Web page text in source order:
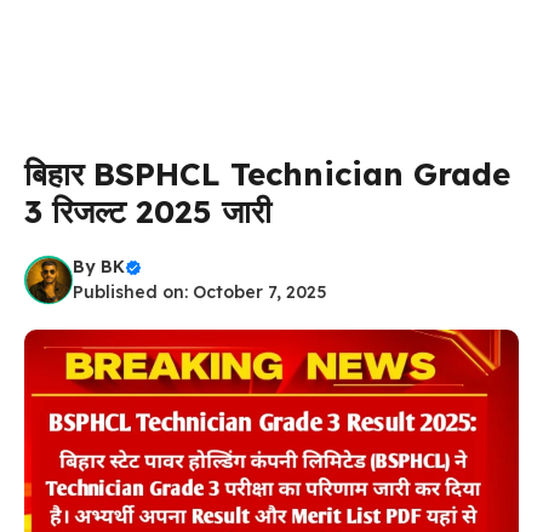
बिहार BSPHCL Technician Grade
3 रिजल्ट 2025 जारी
By BK
Published on: October 7, 2025